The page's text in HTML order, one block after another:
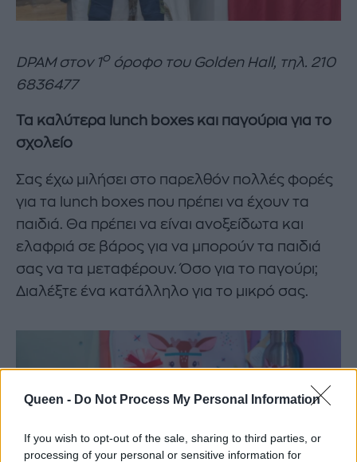
Queen - Do Not Process My Personal Information
If you wish to opt-out of the sale, sharing to third parties, or
processing of your personal or sensitive information for
DPAM στον 1οόροφο του Golden Hall, τηλ. 210
6836477
Τα καλύτερα lunch boxes και παγούρια για το
σχολείο
Σας έχω μιλήσει στο παρελθόν πολλές φορές
για τα lunch boxes που πρέπει να έχουν τα
παιδιά. Θα πρέπει να είναι ανοξείδωτα και
ελαφριά σε βάρος για να μπορούν τα παιδιά
σας να τα μεταφέρουν. Όσο για το παγούρι;
Διαλέξτε ένα κατάλληλο για το μικρό σας.